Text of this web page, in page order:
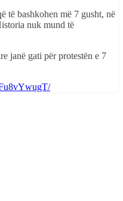
të bashkohen më 7 gusht, në
nuk mund të
janë gati për protestën e 7